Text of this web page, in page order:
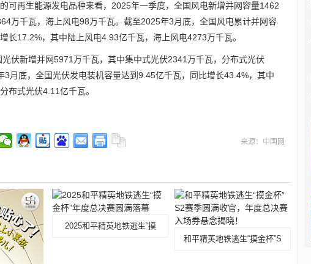
可再生能源发电品种来看，2025年一季度，全国风电新增并网容量1462
万千瓦，海上风电98万千瓦。截至2025年3月底，全国风电累计并网容
长17.2%，其中陆上风电4.93亿千瓦，海上风电4273万千瓦。
伏新增并网5971万千瓦，其中集中式光伏2341万千瓦，分布式光伏
3月底，全国光伏发电装机容量达到9.45亿千瓦，同比增长43.4%，其中
布式光伏4.11亿千瓦。
来源：中国网
2025和平精英地铁逃生“摸
和平精英地铁逃生“摸金杯”S